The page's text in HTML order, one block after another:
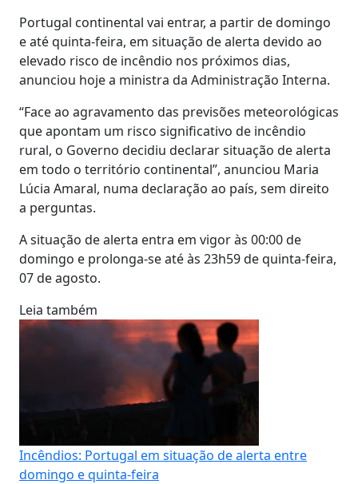
Portugal continental vai entrar, a partir de domingo
e até quinta-feira, em situação de alerta devido ao
elevado risco de incêndio nos próximos dias,
anunciou hoje a ministra da Administração Interna.
“Face ao agravamento das previsões meteorológicas
que apontam um risco significativo de incêndio
rural, o Governo decidiu declarar situação de alerta
em todo o território continental”, anunciou Maria
Lúcia Amaral, numa declaração ao país, sem direito
a perguntas.
A situação de alerta entra em vigor às 00:00 de
domingo e prolonga-se até às 23h59 de quinta-feira,
07 de agosto.
Leia também
Incêndios: Portugal em situação de alerta entre
domingo e quinta-feira